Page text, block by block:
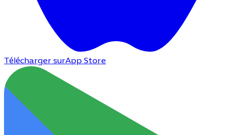
Télécharger surApp Store